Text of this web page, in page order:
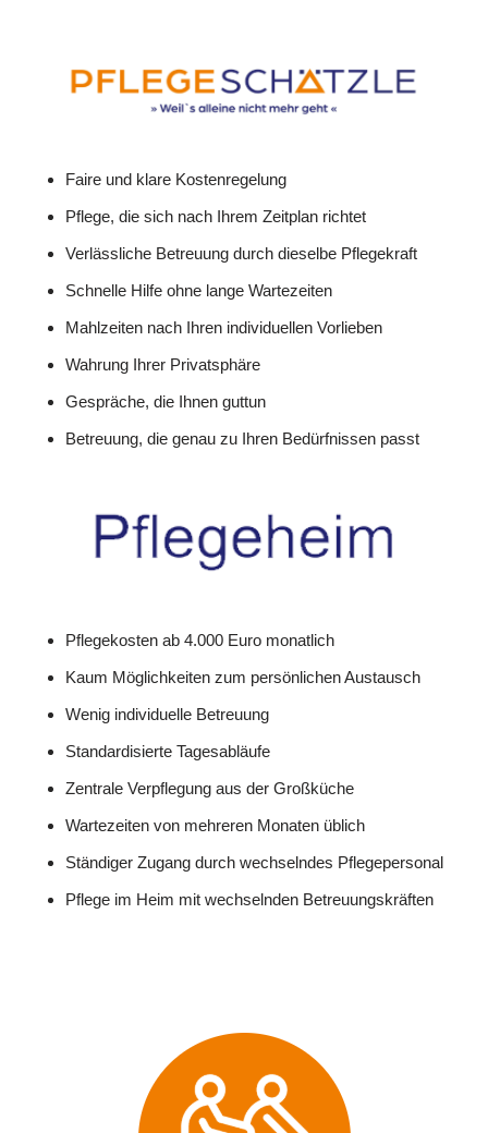
Faire und klare Kostenregelung
Pflege, die sich nach Ihrem Zeitplan richtet
Verlässliche Betreuung durch dieselbe Pflegekraft
Schnelle Hilfe ohne lange Wartezeiten
Mahlzeiten nach Ihren individuellen Vorlieben
Wahrung Ihrer Privatsphäre
Gespräche, die Ihnen guttun
Betreuung, die genau zu Ihren Bedürfnissen passt
Pflegekosten ab 4.000 Euro monatlich
Kaum Möglichkeiten zum persönlichen Austausch
Wenig individuelle Betreuung
Standardisierte Tagesabläufe
Zentrale Verpflegung aus der Großküche
Wartezeiten von mehreren Monaten üblich
Ständiger Zugang durch wechselndes Pflegepersonal
Pflege im Heim mit wechselnden Betreuungskräften